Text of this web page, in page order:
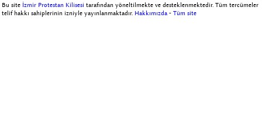
Bu site İzmir Protestan Kilisesi tarafından yöneltilmekte ve desteklenmektedir. Tüm tercümeler
telif hakkı sahiplerinin izniyle yayınlanmaktadır. Hakkımızda -Tüm site